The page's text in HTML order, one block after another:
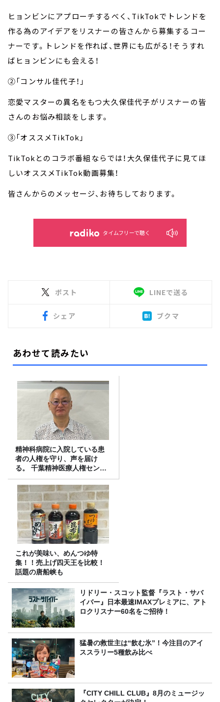
ヒョンビンにアプローチするべく、TikTokでトレンドを
作る為のアイデアをリスナーの皆さんから募集するコー
ナーです。トレンドを作れば、世界にも広がる！そうすれ
ばヒョンビンにも会える！
②「コンサル佳代子！」
恋愛マスターの異名をもつ大久保佳代子がリスナーの皆
さんのお悩み相談をします。
③「オススメTikTok」
TikTokとのコラボ番組ならでは！大久保佳代子に見てほ
しいオススメTikTok動画募集！
皆さんからのメッセージ、お待ちしております。
タイムフリーで聴く
ポスト LINEで送る
シェア ブクマ
あわせて読みたい
精神科病院に入院している患
者の人権を守り、声を届け
る。 千葉精神医療人権センタ
ーの取り組み
これが美味い、めんつゆ特
集！！売上げ四天王を比較！
話題の唐船峡も
リドリー・スコット監督『ラスト・サバ
イバー』日本最速IMAXプレミアに、アト
ロクリスナー60名をご招待！
猛暑の救世主は“飲む氷”！今注目のアイ
ススラリー5種飲み比べ
『CITY CHILL CLUB』8月のミュージッ